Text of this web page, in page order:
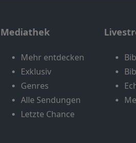
Mediathek
Mehr entdecken
Exklusiv
Genres
Alle Sendungen
Letzte Chance